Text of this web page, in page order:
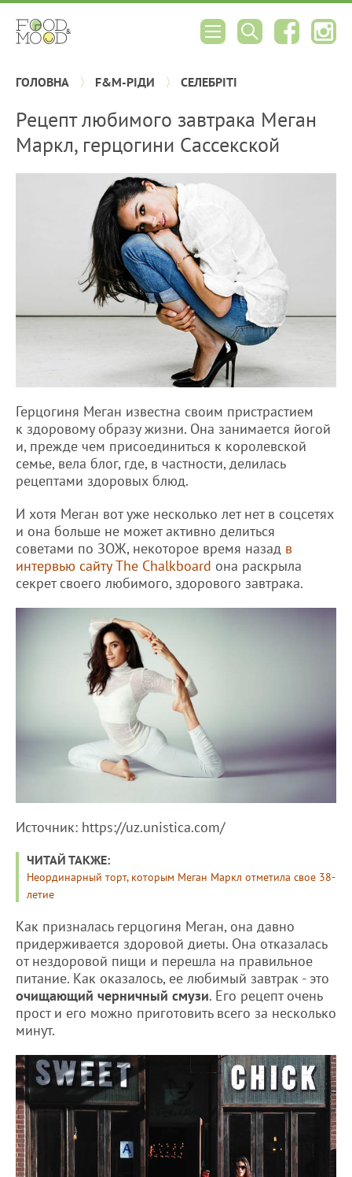
ГОЛОВНА F&M-РІДИ СЕЛЕБРІТІ
Рецепт любимого завтрака Меган
Маркл, герцогини Сассекской
Герцогиня Меган известна своим пристрастием
к здоровому образу жизни. Она занимается йогой
и, прежде чем присоединиться к королевской
семье, вела блог, где, в частности, делилась
рецептами здоровых блюд.
И хотя Меган вот уже несколько лет нет в соцсетях
и она больше не может активно делиться
советами по ЗОЖ, некоторое время назад в
интервью сайту The Chalkboard она раскрыла
секрет своего любимого, здорового завтрака.
Источник: https://uz.unistica.com/
ЧИТАЙ ТАКЖЕ:
Неординарный торт, которым Меган Маркл отметила свое 38-
летие
Как призналась герцогиня Меган, она давно
придерживается здоровой диеты. Она отказалась
от нездоровой пищи и перешла на правильное
питание. Как оказалось, ее любимый завтрак - это
очищающий черничный смузи. Его рецепт очень
прост и его можно приготовить всего за несколько
минут.